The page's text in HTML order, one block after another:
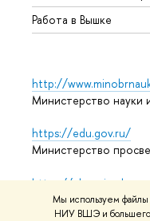
Мы используем файлы
НИУ ВШЭ и большего
Работа в Вышке
http://
Министерство науки
https://edu.gov.ru/
Министерство
https://
Массовые открытые